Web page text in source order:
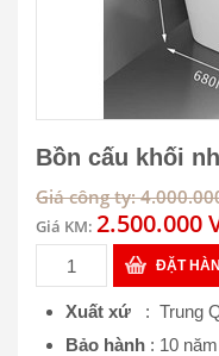
Bồn cấu khối
Giá công ty:
Giá KM: 2.500.000
ĐẶT
Xuất xứ : Trung
Bảo hành : 10